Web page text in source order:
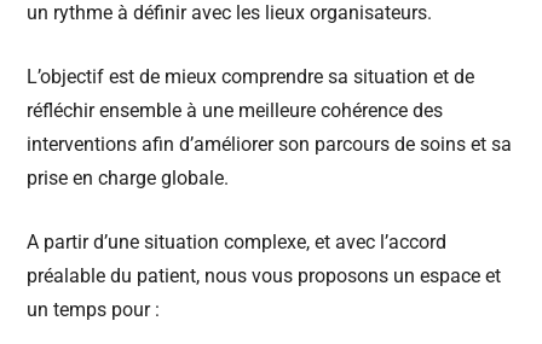
un rythme à définir avec les lieux organisateurs.
L’objectif est de mieux comprendre sa situation et de
réfléchir ensemble à une meilleure cohérence des
interventions afin d’améliorer son parcours de soins et sa
prise en charge globale.
A partir d’une situation complexe, et avec l’accord
préalable du patient, nous vous proposons un espace et
un temps pour :